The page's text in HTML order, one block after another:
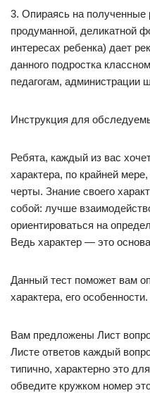
3. Опираясь на полученные
продуманной, деликатной
интересах ребенка) дает
данного подростка
педагогам, администрации
Инструкция для
Ребята, каждый из вас
характера, по крайней
черты. Знание своего
собой: лучше
ориентироваться на
Ведь характер — это
Данный тест поможет вам
характера, его особенности.
Вам предложены Лист
Листе ответов каждый
типично, характерно это
обведите кружком номер